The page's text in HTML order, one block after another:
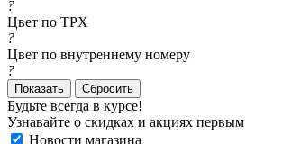
?
Цвет по TPX
?
Цвет по внутреннему номеру
?
Сбросить
Будьте всегда в курсе!
Узнавайте о скидках и акциях первым
Новости магазина